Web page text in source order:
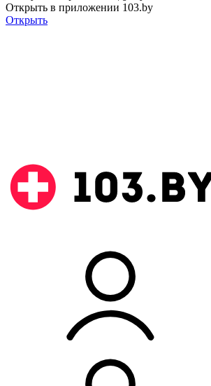
Открыть в приложении 103.by
Открыть